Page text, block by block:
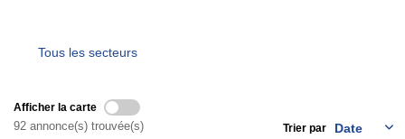
Location Locaux Professionnels
INVESTISSEURS
Tous les secteurs
Afficher la carte
92 annonce(s) trouvée(s) Trier par